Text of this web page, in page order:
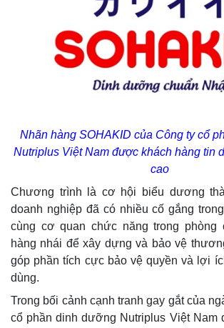
Nhãn hàng SOHAKID của Công ty cổ
Nutriplus Việt Nam được khách hàng tin
cao
Chương trình là cơ hội biểu dương
doanh nghiệp đã có nhiều cố gắng
cùng cơ quan chức năng trong phòng
hàng nhái để xây dựng và bảo vệ
góp phần tích cực bảo vệ quyền và lợi
dùng.
Trong bối cảnh cạnh tranh gay gắt của
cổ phần dinh dưỡng Nutriplus Việt Nam